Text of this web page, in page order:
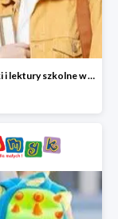
Podręczniki i lektury szkolne w Smyku do -45%